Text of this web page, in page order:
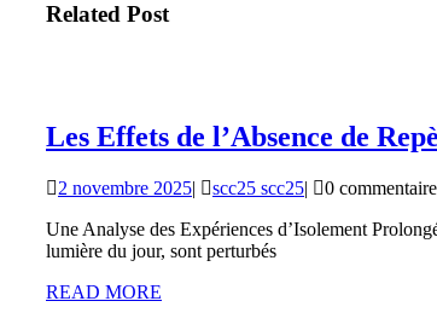
Related Post
Les Effets de l’Absence de
2 novembre 20252
2025
| scc25 scc25scc25
| 0 commentaire
Une Analyse des Expériences d’Isolement
lumière du jour, sont perturbés
READ MORE